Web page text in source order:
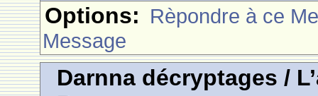
Options: Rèpondre à ce
Message
Darnna décryptages /